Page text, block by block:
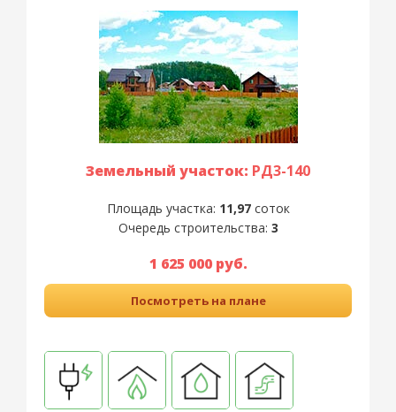
Земельный участок: РД3-140
Площадь участка: 11,97соток
Очередь строительства: 3
1 625 000 руб.
Посмотреть на плане